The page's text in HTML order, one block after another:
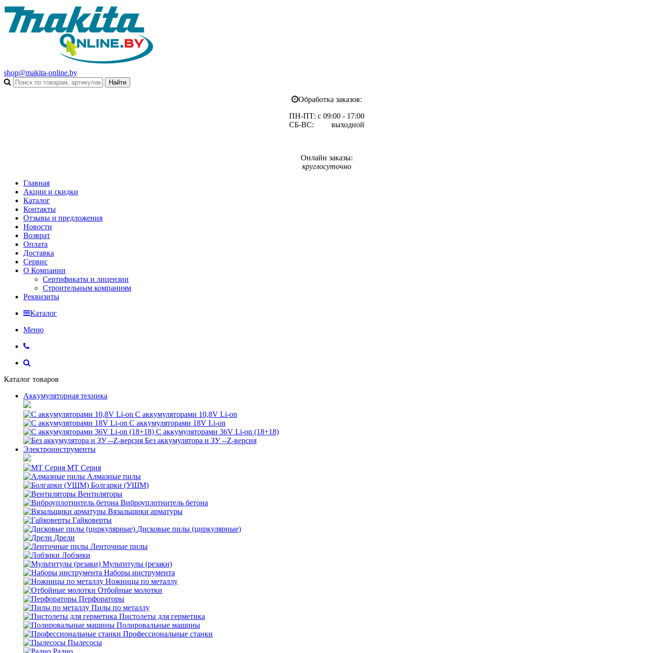
shop@makita-online.by
Обработка заказов:
ПН-ПТ: с 09:00 - 17:00
СБ-ВС: выходной
Онлайн заказы:
круглосуточно
Главная
Акции и скидки
Каталог
Контакты
Отзывы и предложения
Новости
Возврат
Оплата
Доставка
Сервис
О Компании
Сертификаты и лицензии
Строительным компаниям
Реквизиты
Каталог
Меню
Каталог товаров
Аккумуляторная техника
С аккумуляторами 10,8V Li-on
С аккумуляторами 18V Li-on
С аккумуляторами 36V Li-on (18+18)
Без аккумулятора и ЗУ --Z-версия
Электроинструменты
MT Серия
Алмазные пилы
Болгарки (УШМ)
Вентиляторы
Виброуплотнитель бетона
Вязальщики арматуры
Гайковерты
Дисковые пилы (циркулярные)
Дрели
Ленточные пилы
Лобзики
Мультитулы (резаки)
Наборы инструмента
Ножницы по металлу
Отбойные молотки
Перфораторы
Пилы по металлу
Пистолеты для герметика
Полировальные машины
Профессиональные станки
Пылесосы
Радио